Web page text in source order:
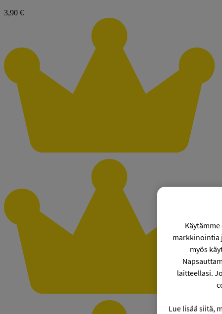
3,90 €
markkinointia
myös
laitteellasi.
Lue lisää siitä,